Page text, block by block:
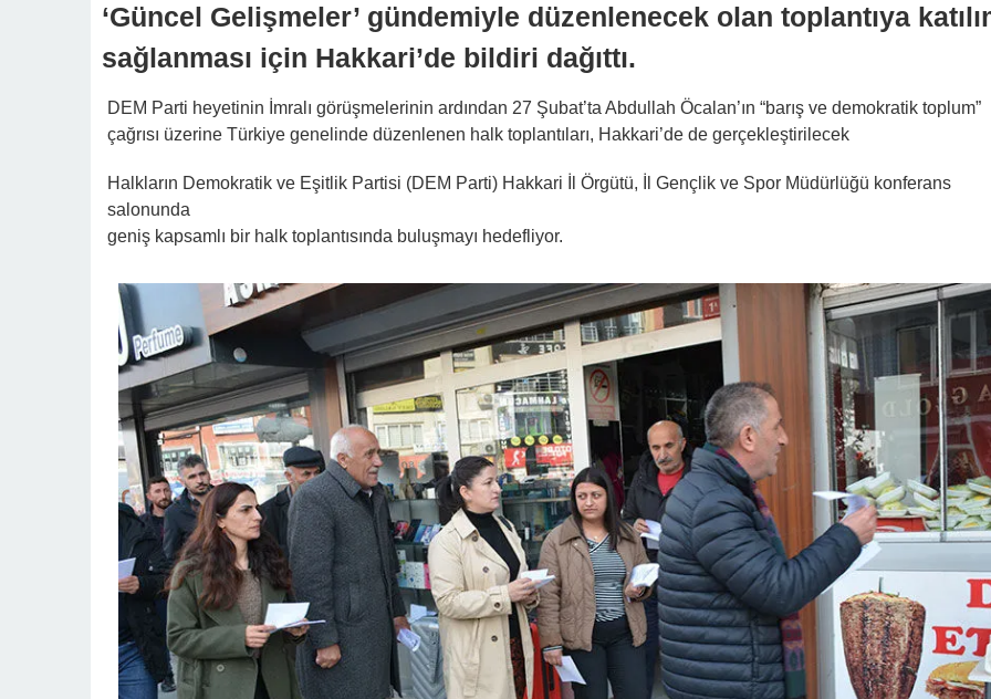
‘Güncel Gelişmeler’ gündemiyle düzenlenecek olan toplantıya
sağlanması için Hakkari’de bildiri dağıttı.
DEM Parti heyetinin İmralı görüşmelerinin ardından 27 Şubat’ta Abdullah Öcalan’ın “barış ve demokratik toplum”
çağrısı üzerine Türkiye genelinde düzenlenen halk toplantıları, Hakkari’de de gerçekleştirilecek
Halkların Demokratik ve Eşitlik Partisi (DEM Parti) Hakkari İl Örgütü, İl Gençlik ve Spor Müdürlüğü konferans
salonunda
geniş kapsamlı bir halk toplantısında buluşmayı hedefliyor.